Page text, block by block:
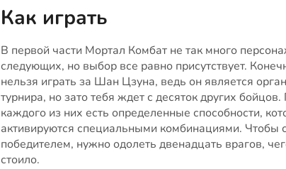
Как играть
В первой части Мортал Комбат не так много
следующих, но выбор все равно присутствует.
нельзя играть за Шан Цзуна, ведь он является
турнира, но зато тебя ждет с десяток других
каждого из них есть определенные способности,
активируются специальными комбинациями. Чтобы
победителем, нужно одолеть двенадцать врагов,
стоило.